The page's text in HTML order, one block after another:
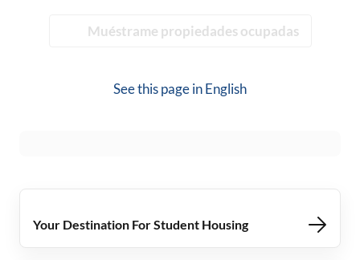
Muéstrame propiedades ocupadas
See this page inEnglish
Your Destination For Student Housing